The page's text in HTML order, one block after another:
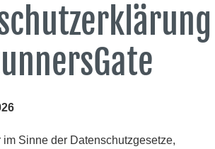
Sinne der Datenschutzgesetze,